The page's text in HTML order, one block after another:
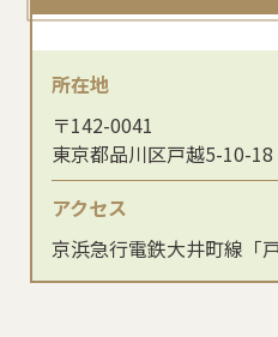
所在地
〒142-0041
東京都品川区戸越5-10-18
アクセス
京浜急行電鉄大井町線「